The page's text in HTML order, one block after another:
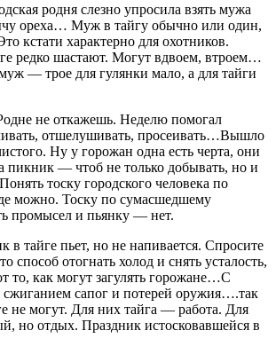
родня слезно упросила взять мужа
ореха… Муж в тайгу обычно или один,
кстати характерно для охотников.
редко шастают. Могут вдвоем, втроем…
— трое для гулянки мало, а для тайги
не откажешь. Неделю помогал
отшелушивать, просеивать…Вышло
Ну у горожан одна есть черта, они
пикник — чтоб не только добывать, но и
тоску городского человека по
можно. Тоску по сумасшедшему
промысел и пьянку — нет.
в тайге пьет, но не напивается. Спросите
способ отогнать холод и снять усталость,
то, как могут загулять горожане…С
сапог и потерей оружия….так
не могут. Для них тайга — работа. Для
но отдых. Праздник истосковавшейся в